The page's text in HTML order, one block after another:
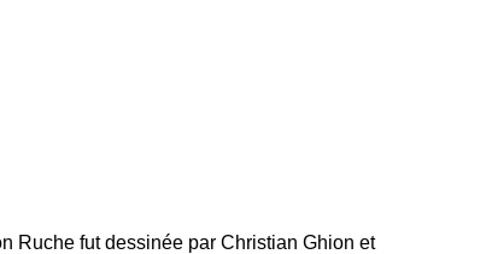
Ruche fut dessinée par Christian Ghion et